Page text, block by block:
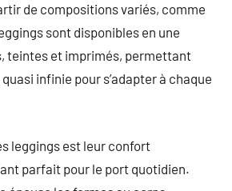
de compositions variés, comme
sont disponibles en une
teintes et imprimés, permettant
infinie pour s’adapter à chaque
leggings est leur confort
parfait pour le port quotidien.